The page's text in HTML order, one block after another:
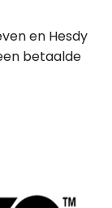
en Hesdy
betaalde